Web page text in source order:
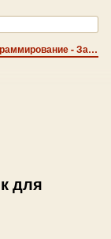
Программирование - Загрузчик для рабочей дискеты.
для